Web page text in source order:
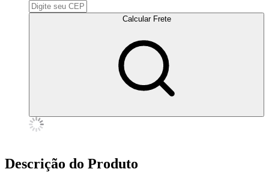
Calcular Frete
Descrição do Produto